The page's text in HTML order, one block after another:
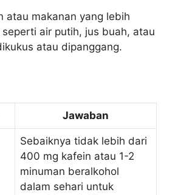
atau makanan yang lebih
air putih, jus buah, atau
atau dipanggang.
Jawaban
Sebaiknya tidak lebih dari
400 mg kafein atau 1-2
minuman beralkohol
dalam sehari untuk